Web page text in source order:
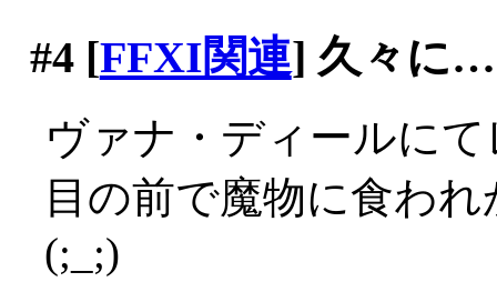
#4[FFXI関連] 久々に…
ヴァナ・ディールに
目の前で魔物に食わ
(;_;)